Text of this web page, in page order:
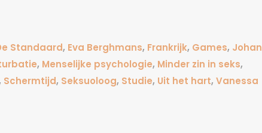
Standaard, Eva Berghmans, Frankrijk, Games, Johan
, Menselijke psychologie, Minder zin in seks,
Schermtijd, Seksuoloog, Studie, Uit het hart, Vanessa